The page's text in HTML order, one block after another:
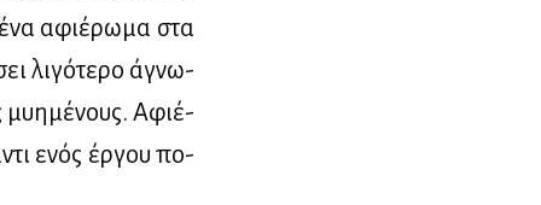
αφιέ­ρω­μα στα
λι­γό­τε­ρο άγνω­
μυ­η­μέ­νους. Αφιέ­
ενός έρ­γου πο­